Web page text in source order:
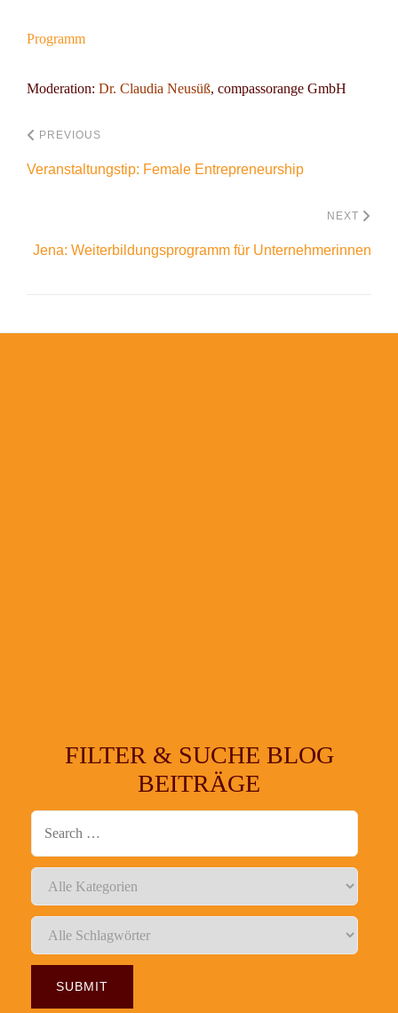
Programm
Moderation: Dr. Claudia Neusüß, compassorange GmbH
PREVIOUS
Veranstaltungstip: Female Entrepreneurship
NEXT
Jena: Weiterbildungsprogramm für Unternehmerinnen
FILTER & SUCHE BLOG
BEITRÄGE